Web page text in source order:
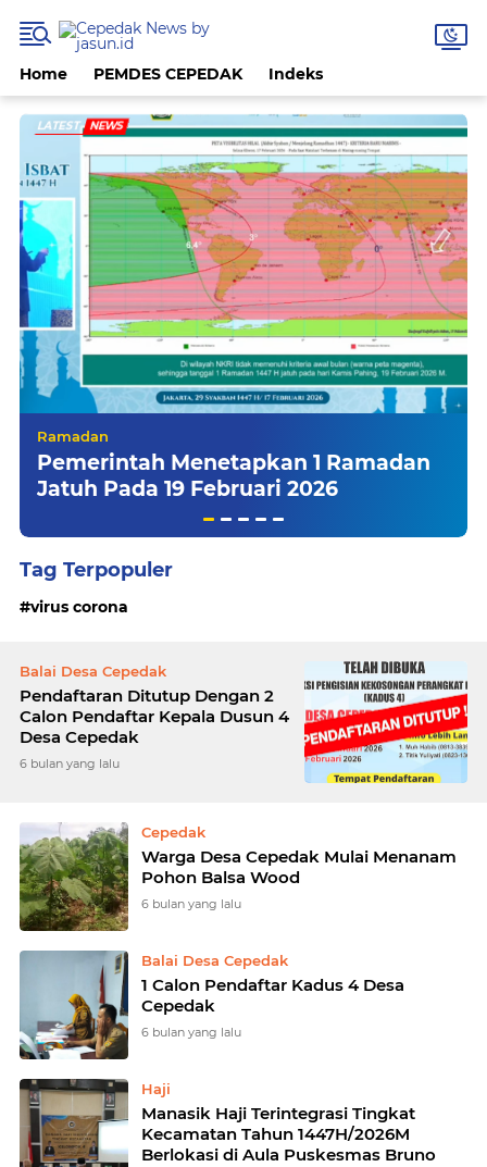
Home PEMDES CEPEDAK Indeks
LATEST NEWS
Ramadan
Pemerintah Menetapkan 1 Ramadan
Jatuh Pada 19 Februari 2026
Tag Terpopuler
virus corona
Balai Desa Cepedak
Pendaftaran Ditutup Dengan 2
Calon Pendaftar Kepala Dusun 4
Desa Cepedak
6 bulan yang lalu
Cepedak
Warga Desa Cepedak Mulai Menanam
Pohon Balsa Wood
6 bulan yang lalu
Balai Desa Cepedak
1 Calon Pendaftar Kadus 4 Desa
Cepedak
6 bulan yang lalu
Haji
Manasik Haji Terintegrasi Tingkat
Kecamatan Tahun 1447H/2026M
Berlokasi di Aula Puskesmas Bruno